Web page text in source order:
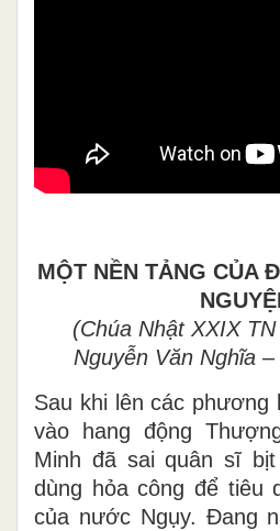
MỘT NỀN TẢNG CỦA
(Chúa Nhật XXIX
Nguyễn Văn Nghĩa
Sau khi lên các
vào hang động
Minh đã sai quân sĩ
dùng hỏa công để tiêu
của nước Ngụy. Đang